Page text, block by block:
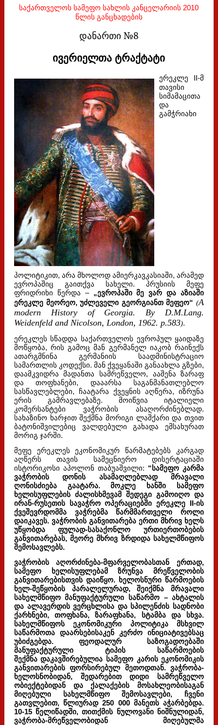
საქართველოს სამეფო სახლის კანცელარიის 2010
წლის განცხადების
დანართი №8
ივერიელთა ტრაქტატი
ერეკლე II-მ
თავისი
სიმამაცითა
და
გამჭრიახი
პოლიტიკით, არა მხოლოდ ამიერკავკასიაში, არამედ
ევროპაშიც გაითქვა სახელი. პრუსიის მეფე
ფრიდრიხი წერდა – „ევროპაში მე ვარ და აზიაში
ერეკლე მეორეო, უძლეველი გეორგიანთ მეფეო“(A
modern History of Georgia. By D.M.Lang.
Weidenfeld and Nicolson, London, 1962. p.583).
ერეკლეს სწადდა საქართველოს ევროპულ ყაიდაზე
მოწყობა, რის გამოც მან გერმანელ იაკობ რაინექს
ათარგმნინა გერმანიის საადმინისტრაციო
სამართლის კოდექსი. მან ქვეყანაში განაახლა გზები,
დაამკვიდრა მადანთა სამრეწველო, ააშენა ზარაფ
და თოფხანები, დააარსა საგანმანათლებლო
სასწავლებლები, ჩაატარა ქვეყნის აღწერა, იზრუნა
ერის გამრავლებაზე. მოიწვია იტალიელი
კომერსანტები ვაჭრობის ასაღორძინებლად.
სახაზინო ხარჯით შექმნა მორიგი ლაშქარი და თვით
ბატონიშვილებიც ვალდებული გახადა ემსახურათ
მორიგ ჯარში.
მეფე ერეკლეს ეკონომიკურ წარმატებებს კარგად
აღწერს თავის სამეცნიერო დისერტაციაში
ისტორიკოსი აპოლონ თაბუაშვილი: “სამეფო კარმა
ვაჭრობის დონის ასამაღლებლად მრავალი
ღონისძიება გაატარა. მოკლე ხანში სამეფო
ხელისუფლების ძალისხმევამ შედეგი გამოიღო და
ირან-რუსეთის სავაჭრო ოპერაციებში ერეკლე II-ის
ქვეშევრდომმა ვაჭრებმა წარმმართველი როლი
დაიკავეს. ვაჭრობის განვითარება ერთი მხრივ ხელს
უწყობდა ფულად-სასაქონლო ურთიერთობების
განვითარებას, მეორე მხრივ ზრდიდა სახელმწიფოს
შემოსავლებს.
ვაჭრობის აღორძინება-მფარველობასთან ერთად,
სამეფო ხელისუფლებამ ზრუნვა მრეწველობის
განვითარებისთვის დაიწყო. ხელოსნური წარმოების
ხელ-შეწყობის პარალელურად, შეიქმნა მრავალი
სახელმწიფო მანუფაქტურული საწარმო – ახტალის
და ალავერდის ვერცხლისა და სპილენძის სადნობი
ქარხნები, თოფხანა, ზარაფხანა, სტამბა და სხვა.
სახელმწიფოს ეკონომიკური პოლიტიკა მსხვილ
საწარმოთა დაარსებისაკენ კერძო ინიციატივებსაც
უბიძგებდა. ფეოდალურ საზოგადოებაში
მანუფაქტურული ტიპის საწარმოების
შექმნა დაკავშირებულია სამეფო კარის ეკონომიკის
განვითარების ფორსირებულ მეთოდთან. ვაჭრობა-
ხელოსნობიდან, შედარებით დიდი სამრეწველო
ობიექტებიდან და ქალაქების მოსახლეობისაგან
მიღებული სახელმწიფო შემოსავლები, ჩვენი
გათვლებით, წლიურად 250 000 მანეთს აჭარბებდა.
10-15 წელიწადში, თითქმის ნულოვანი ნიშნულიდან,
ვაჭრობა-მრეწველობიდან მიღებულმა